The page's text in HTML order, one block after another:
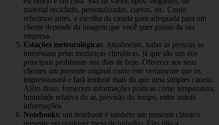
material reciclado, personalizadas, curvas, etc. Como
referimos antes, a escolha da caneta para adequada para um
cliente depende da imagem que você quer passar da sua
empresa.
Estações meteorológicas: Atualmente, todas as pessoas se
interessam pelas mudanças climáticas, já que são um dos
principais problemas nos dias de hoje. Oferecer aos seus
clientes um presente original como este certamente que os
impressionará e fará lembrar mais do que uma simples caneta.
Além disso, fornecem informações práticas como temperatura,
humidade relativa do ar, previsão do tempo, entre outras
informações.
Notebooks: um notebook é também um presente clássico